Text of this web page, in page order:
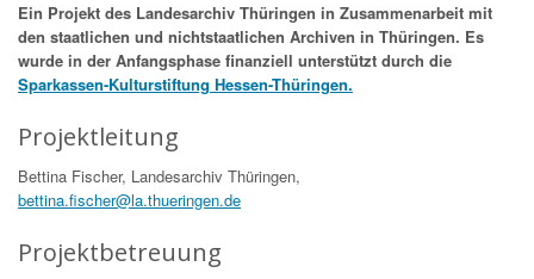
Ein Projekt des Landesarchiv Thüringen in Zusammenarbeit mit
den staatlichen und nichtstaatlichen Archiven in Thüringen. Es
wurde in der Anfangsphase finanziell unterstützt durch die
Sparkassen-Kulturstiftung Hessen-Thüringen.
Projektleitung
Bettina Fischer, Landesarchiv Thüringen,
bettina.fischer@la.thueringen.de
Projektbetreuung